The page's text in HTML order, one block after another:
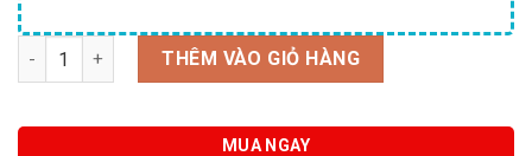
Số lượng THÊM VÀO GIỎ HÀNG
MUA NGAY